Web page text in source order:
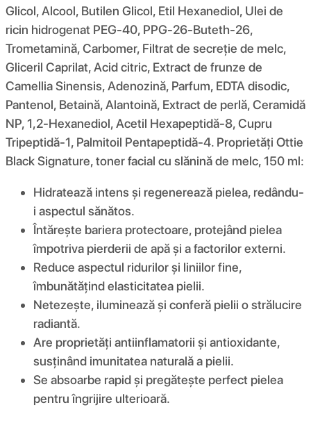
Glicol, Alcool, Butilen Glicol, Etil Hexanediol, Ulei de
ricin hidrogenat PEG-40, PPG-26-Buteth-26,
Trometamină, Carbomer, Filtrat de secreție de melc,
Gliceril Caprilat, Acid citric, Extract de frunze de
Camellia Sinensis, Adenozină, Parfum, EDTA disodic,
Pantenol, Betaină, Alantoină, Extract de perlă, Ceramidă
NP, 1,2-Hexanediol, Acetil Hexapeptidă-8, Cupru
Tripeptidă-1, Palmitoil Pentapeptidă-4. Proprietăți Ottie
Black Signature, toner facial cu slănină de melc, 150 ml:
Hidratează intens și regenerează pielea, redându-
i aspectul sănătos.
Întărește bariera protectoare, protejând pielea
împotriva pierderii de apă și a factorilor externi.
Reduce aspectul ridurilor și liniilor fine,
îmbunătățind elasticitatea pielii.
Netezește, iluminează și conferă pielii o strălucire
radiantă.
Are proprietăți antiinflamatorii și antioxidante,
susținând imunitatea naturală a pielii.
Se absoarbe rapid și pregătește perfect pielea
pentru îngrijire ulterioară.